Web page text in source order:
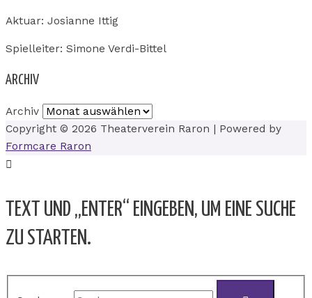
Aktuar: Josianne Ittig
Spielleiter: Simone Verdi-Bittel
ARCHIV
Archiv
Copyright © 2026 Theaterverein Raron | Powered by
Formcare Raron
TEXT UND „ENTER“ EINGEBEN, UM EINE SUCHE
ZU STARTEN.